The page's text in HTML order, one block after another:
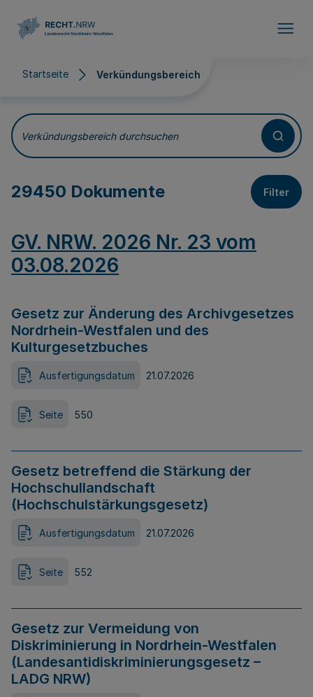
Startseite Verkündungsbereich
Verkündungsbereich
Verkündungsbereich durchsuchen
29450 Dokumente Filter
GV. NRW. 2026 Nr. 23 vom
03.08.2026
Gesetz zur Änderung des Archivgesetzes
Nordrhein-Westfalen und des
Kulturgesetzbuches
Ausfertigungsdatum 21.07.2026
Seite 550
Gesetz betreffend die Stärkung der
Hochschullandschaft
(Hochschulstärkungsgesetz)
Ausfertigungsdatum 21.07.2026
Seite 552
Gesetz zur Vermeidung von
Diskriminierung in Nordrhein-Westfalen
(Landesantidiskriminierungsgesetz –
LADG NRW)